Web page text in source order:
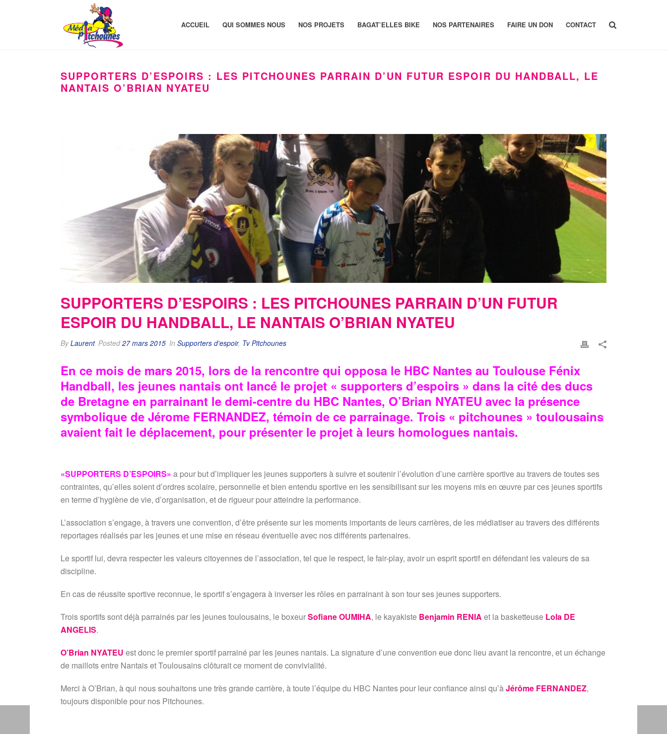
ACCUEIL QUI SOMMES NOUS NOS PROJETS BAGAT’ELLES BIKE NOS PARTENAIRES FAIRE UN DON CONTACT
SUPPORTERS D’ESPOIRS : LES PITCHOUNES PARRAIN D’UN FUTUR ESPOIR DU HANDBALL, LE
NANTAIS O’BRIAN NYATEU
SUPPORTERS D’ESPOIRS : LES PITCHOUNES PARRAIN D’UN FUTUR
ESPOIR DU HANDBALL, LE NANTAIS O’BRIAN NYATEU
ByLaurent Posted27 mars 2015 In Supporters d'espoir, Tv Pitchounes
En ce mois de mars 2015, lors de la rencontre qui opposa le HBC Nantes au Toulouse Fénix
Handball, les jeunes nantais ont lancé le projet « supporters d’espoirs » dans la cité des ducs
de Bretagne en parrainant le demi-centre du HBC Nantes, O’Brian NYATEU avec la présence
symbolique de Jérome FERNANDEZ, témoin de ce parrainage. Trois « pitchounes » toulousains
avaient fait le déplacement, pour présenter le projet à leurs homologues nantais.
«SUPPORTERS D’ESPOIRS» a pour but d’impliquer les jeunes supporters à suivre et soutenir l’évolution d’une carrière sportive au travers de toutes ses
contraintes, qu’elles soient d’ordres scolaire, personnelle et bien entendu sportive en les sensibilisant sur les moyens mis en œuvre par ces jeunes sportifs
en terme d’hygiène de vie, d’organisation, et de rigueur pour atteindre la performance.
L’association s’engage, à travers une convention, d’être présente sur les moments importants de leurs carrières, de les médiatiser au travers des différents
reportages réalisés par les jeunes et une mise en réseau éventuelle avec nos différents partenaires.
Le sportif lui, devra respecter les valeurs citoyennes de l’association, tel que le respect, le fair-play, avoir un esprit sportif en défendant les valeurs de sa
discipline.
En cas de réussite sportive reconnue, le sportif s’engagera à inverser les rôles en parrainant à son tour ses jeunes supporters.
Trois sportifs sont déjà parrainés par les jeunes toulousains, le boxeurSofiane OUMIHA, le kayakiste Benjamin RENIA et la basketteuse Lola DE
ANGELIS.
O’Brian NYATEU est donc le premier sportif parrainé par les jeunes nantais. La signature d’une convention eue donc lieu avant la rencontre, et un échange
de maillots entre Nantais et Toulousains clôturait ce moment de convivialité.
Merci à O’Brian, à qui nous souhaitons une très grande carrière, à toute l’équipe du HBC Nantes pour leur confiance ainsi qu’àJérôme FERNANDEZ,
toujours disponible pour nos Pitchounes.